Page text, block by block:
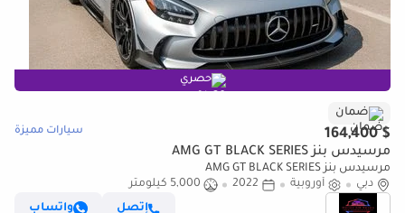
حصري
ضمان
$ 164,400 سيارات مميزة
مرسيدس بنز AMG GT BLACK SERIES
مرسيدس بنز AMG GT BLACK SERIES
دبي
أوروبية 2022
5,000 كيلومتر
إتصل
واتساب